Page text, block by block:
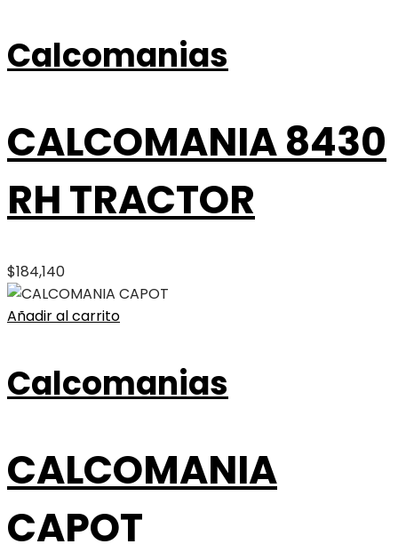
Calcomanias
CALCOMANIA 8430
RH TRACTOR
$184,140
Añadir al carrito
Calcomanias
CALCOMANIA
CAPOT